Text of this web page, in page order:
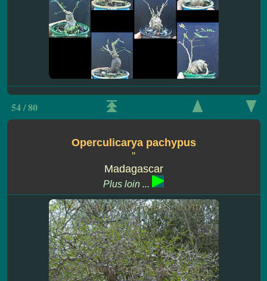
54 / 80
Operculicarya pachypus
''
Madagascar
Plus loin ...